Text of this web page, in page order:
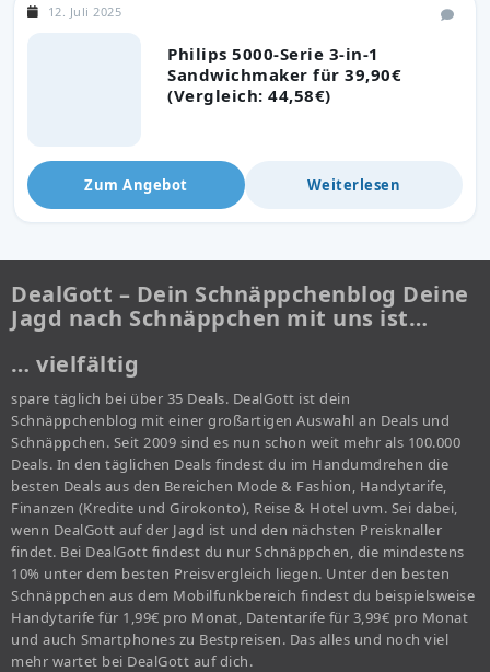
Philips 5000-Serie 3-in-1
Sandwichmaker für 39,90€
(Vergleich: 44,58€)
12. Juli 2025
Zum Angebot Weiterlesen
DealGott – Dein Schnäppchenblog Deine
Jagd nach Schnäppchen mit uns ist…
… vielfältig
spare täglich bei über 35 Deals. DealGott ist dein
Schnäppchenblog mit einer großartigen Auswahl an Deals und
Schnäppchen. Seit 2009 sind es nun schon weit mehr als 100.000
Deals. In den täglichen Deals findest du im Handumdrehen die
besten Deals aus den Bereichen Mode & Fashion, Handytarife,
Finanzen (Kredite und Girokonto), Reise & Hotel uvm. Sei dabei,
wenn DealGott auf der Jagd ist und den nächsten Preisknaller
findet. Bei DealGott findest du nur Schnäppchen, die mindestens
10% unter dem besten Preisvergleich liegen. Unter den besten
Schnäppchen aus dem Mobilfunkbereich findest du beispielsweise
Handytarife für 1,99€ pro Monat, Datentarife für 3,99€ pro Monat
und auch Smartphones zu Bestpreisen. Das alles und noch viel
mehr wartet bei DealGott auf dich.